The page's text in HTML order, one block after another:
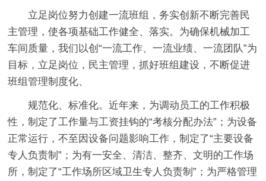
立足岗位努力创建一流班组，务实创新不断完善民
主管理，使各项基础工作健全、落实。为确保机械加工
车间质量，我们以创“一流工作、一流业绩、一流团队”为
目标，立足岗位，民主管理，抓好班组建设，不断促进
班组管理制度化、
规范化、标准化。近年来，为调动员工的工作积极
性，制定了工作量与工资挂钩的“考核分配办法”；为设备
正常运行，不至因设备问题影响工作，制定了“主要设备
专人负责制”；为有一安全、清洁、整齐、文明的工作场
所，制定了“工作场所区域卫生专人负责制”；为严格管理